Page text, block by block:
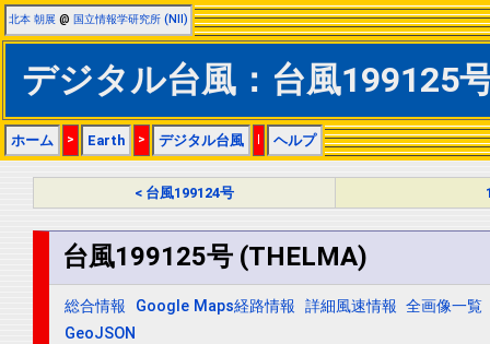
北本 朝展 @ 国立情報学研究所 (NII)
デジタル台風：台風199125
ホーム > Earth > デジタル台風 | ヘルプ
< 台風199124号
台風199125号 (THELMA)
総合情報 Google Maps経路情報 詳細風速情報 全画像一覧
GeoJSON